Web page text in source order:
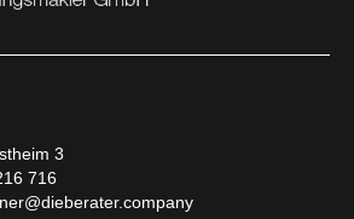
3
716